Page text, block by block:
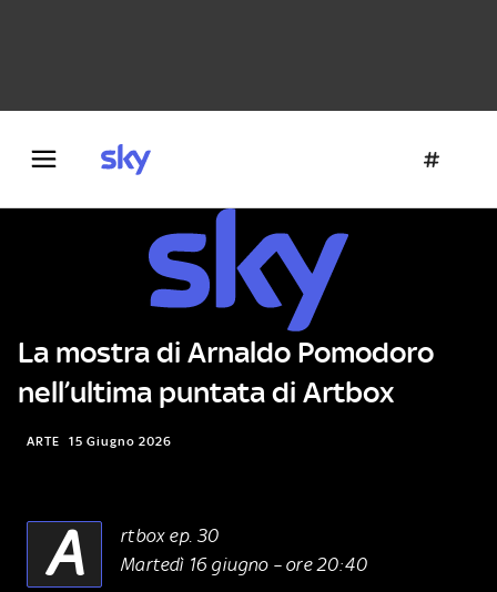
La mostra di Arnaldo Pomodoro
nell’ultima puntata di Artbox
ARTE 15 Giugno 2026
A
rtbox ep. 30
Martedì 16 giugno – ore 20:40